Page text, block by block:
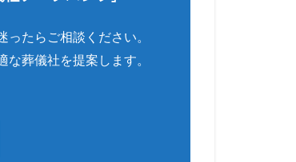
ったらご相談ください。
な葬儀社を提案します。